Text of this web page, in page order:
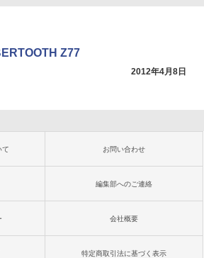
Z77
2012年4月8日
て お問い合わせ
編集部へのご連絡
会社概要
特定商取引法に基づく表示